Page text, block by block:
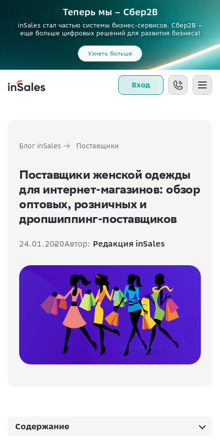
Теперь мы – Сбер2B
inSales стал частью системы бизнес-сервисов. Сбер2В –
еще больше цифровых решений для развития бизнеса!
Узнать больше
Вход
Блог inSales Поставщики
Поставщики женской одежды
для интернет-магазинов: обзор
оптовых, розничных и
дропшиппинг-поставщиков
24.01.2020Автор: Редакция inSales
Содержание